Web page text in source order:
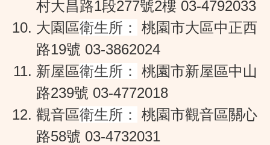
村大昌路1段277號2樓 03-4792033
大園區衛生所：
桃園市大區中正西
路19號 03-3862024
新屋區衛生所：
桃園市新屋區中山
路239號 03-4772018
觀音區衛生所：
桃園市觀音區關心
路58號 03-4732031